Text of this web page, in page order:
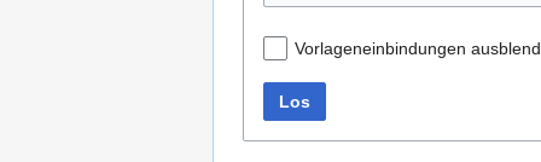
Vorlageneinbindungen
Los